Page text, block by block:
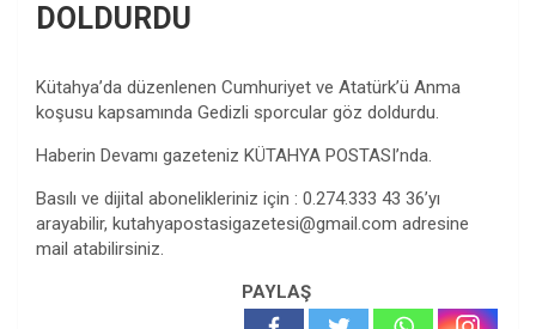
DOLDURDU
Kütahya’da düzenlenen Cumhuriyet ve Atatürk’ü Anma
koşusu kapsamında Gedizli sporcular göz doldurdu.
Haberin Devamı gazeteniz KÜTAHYA POSTASI’nda.
Basılı ve dijital abonelikleriniz için : 0.274.333 43 36’yı
arayabilir, kutahyapostasigazetesi@gmail.com adresine
mail atabilirsiniz.
PAYLAŞ